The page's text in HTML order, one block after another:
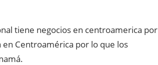
tiene negocios en centroamerica por
Centroamérica por lo que los